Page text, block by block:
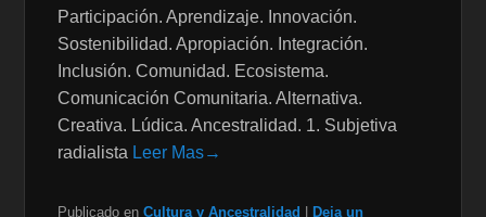
Participación. Aprendizaje. Innovación.
Sostenibilidad. Apropiación. Integración.
Inclusión. Comunidad. Ecosistema.
Comunicación Comunitaria. Alternativa.
Creativa. Lúdica. Ancestralidad. 1. Subjetiva
radialista Leer Mas→
Publicado en Cultura y Ancestralidad
Deja un